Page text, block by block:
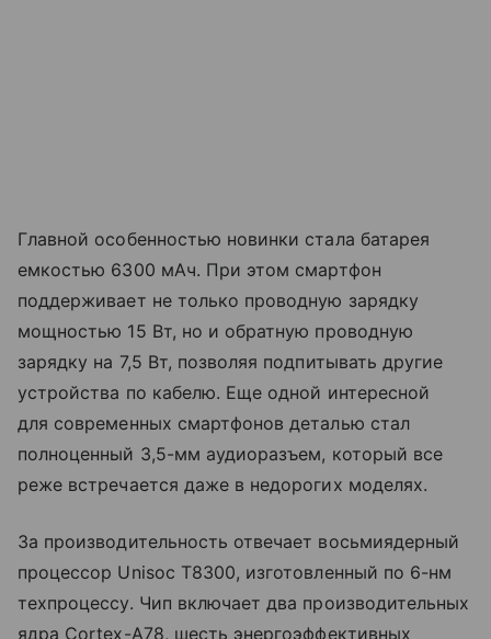
Главной особенностью новинки стала батарея
емкостью 6300 мАч. При этом смартфон
поддерживает не только проводную зарядку
мощностью 15 Вт, но и обратную проводную
зарядку на 7,5 Вт, позволяя подпитывать другие
устройства по кабелю. Еще одной интересной
для современных смартфонов деталью стал
полноценный 3,5-мм аудиоразъем, который все
реже встречается даже в недорогих моделях.
За производительность отвечает восьмиядерный
процессор Unisoc T8300, изготовленный по 6-нм
техпроцессу. Чип включает два производительных
ядра Cortex-A78, шесть энергоэффективных